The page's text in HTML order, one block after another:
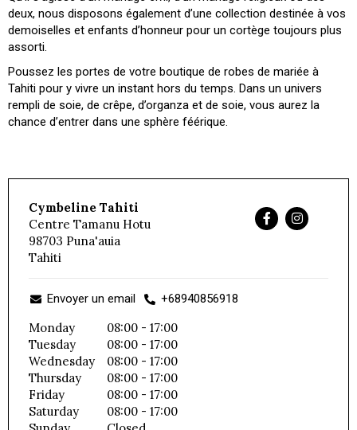
assorti.
Poussez les portes de votre boutique de robes de mariée à
Tahiti pour y vivre un instant hors du temps. Dans un univers
rempli de soie, de crêpe, d’organza et de soie, vous aurez la
chance d’entrer dans une sphère féérique.
98703Puna'auia
Tahiti
Envoyer un email
Tuesday
08:00 - 17:00
Wednesday
08:00 - 17:00
Thursday
08:00 - 17:00
Friday
08:00 - 17:00
Saturday
08:00 - 17:00
Sunday
Closed